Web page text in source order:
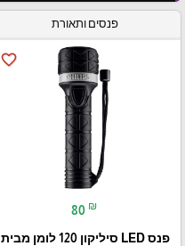
פנסים ותאורת
favorite_border
80 ₪
פנס LED סיליקון 120 לומן מבית